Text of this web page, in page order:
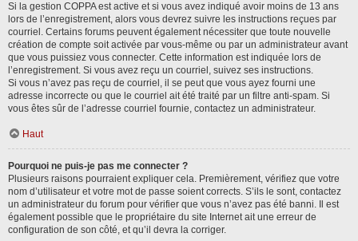
Si la gestion COPPA est active et si vous avez indiqué avoir moins de 13 ans
lors de l’enregistrement, alors vous devrez suivre les instructions reçues par
courriel. Certains forums peuvent également nécessiter que toute nouvelle
création de compte soit activée par vous-même ou par un administrateur avant
que vous puissiez vous connecter. Cette information est indiquée lors de
l’enregistrement. Si vous avez reçu un courriel, suivez ses instructions.
Si vous n’avez pas reçu de courriel, il se peut que vous ayez fourni une
adresse incorrecte ou que le courriel ait été traité par un filtre anti-spam. Si
vous êtes sûr de l’adresse courriel fournie, contactez un administrateur.
Haut
Pourquoi ne puis-je pas me connecter ?
Plusieurs raisons pourraient expliquer cela. Premièrement, vérifiez que votre
nom d’utilisateur et votre mot de passe soient corrects. S’ils le sont, contactez
un administrateur du forum pour vérifier que vous n’avez pas été banni. Il est
également possible que le propriétaire du site Internet ait une erreur de
configuration de son côté, et qu’il devra la corriger.